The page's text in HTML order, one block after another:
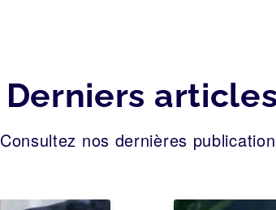
Derniers articles
Consultez nos dernières